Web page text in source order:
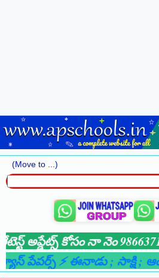
అప్డేట్స్ కోసం నా నెం
పేపర్స్ ⚡ ఈనాడు; సాక్షి;